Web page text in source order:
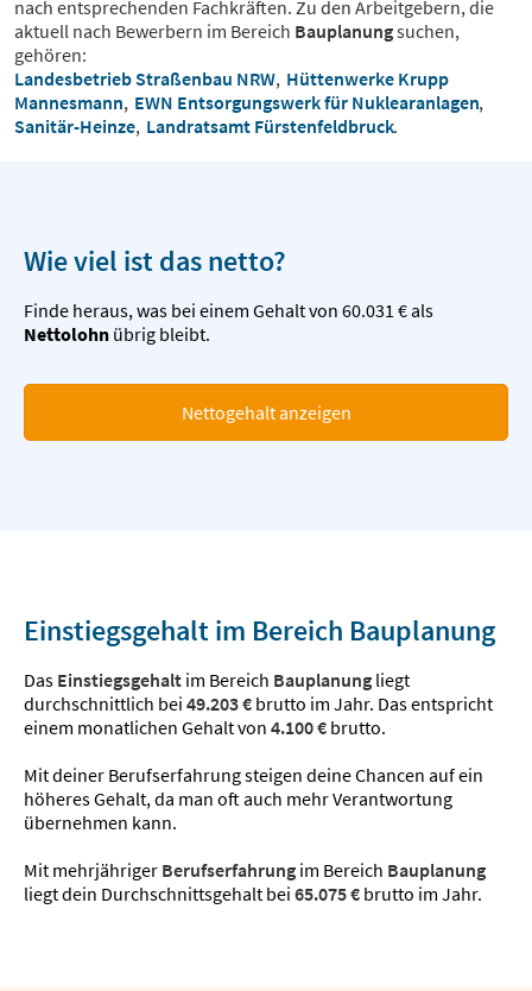
nach entsprechenden Fachkräften. Zu den Arbeitgebern, die
aktuell nach Bewerbern im Bereich Bauplanungsuchen,
gehören:
Landesbetrieb Straßenbau NRW, Hüttenwerke Krupp
Mannesmann, EWN Entsorgungswerk für Nuklearanlagen,
Sanitär-Heinze, Landratsamt Fürstenfeldbruck.
Wie viel ist das netto?
Finde heraus, was bei einem Gehalt von 60.031 € als
Nettolohn übrig bleibt.
Nettogehalt anzeigen
Einstiegsgehalt im Bereich Bauplanung
Das Einstiegsgehalt im Bereich Bauplanung liegt
durchschnittlich bei 49.203 € brutto im Jahr. Das entspricht
einem monatlichen Gehalt von 4.100 € brutto.
Mit deiner Berufserfahrung steigen deine Chancen auf ein
höheres Gehalt, da man oft auch mehr Verantwortung
übernehmen kann.
Mit mehrjähriger Berufserfahrung im Bereich Bauplanung
liegt dein Durchschnittsgehalt bei 65.075 € brutto im Jahr.